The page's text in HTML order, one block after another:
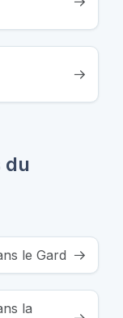
du
le Gard
la